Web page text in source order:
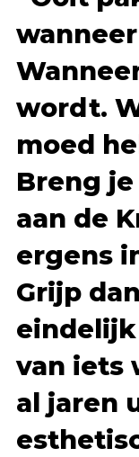
wordt.
moed
Breng
aan de
ergens
Grijp
van iets
al jaren